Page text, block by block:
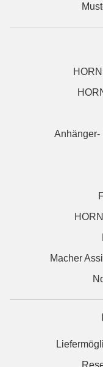
Anhänger-
Macher